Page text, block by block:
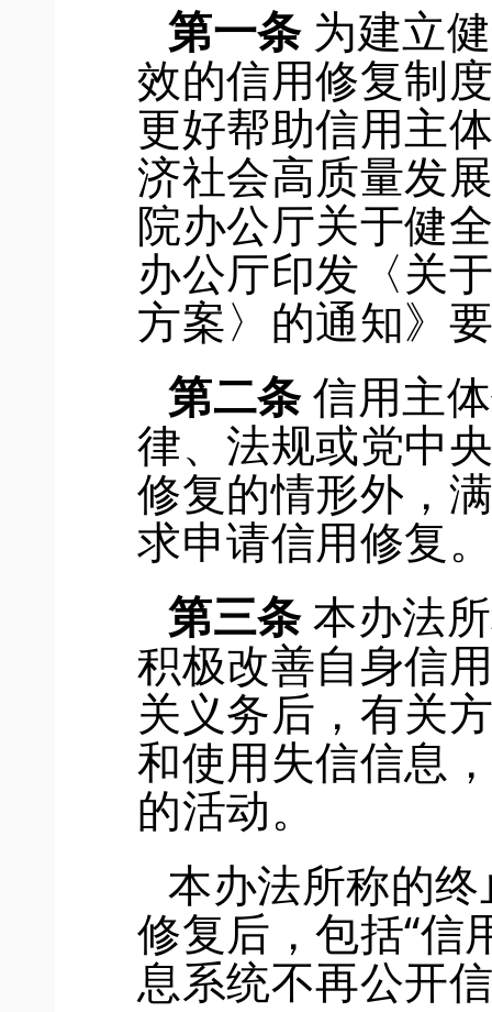
第一条 为建立
效的信用修复制
更好帮助信用主
济社会高质量发
院办公厅关于健
办公厅印发 〈关
方案〉 的通知》
第二条信用主
律、法规或党中
修复的情形外，
求申请信用修复
第三条本办法
积极改善自身信
关义务后， 有关
和使用失信信息
的活动。
本办法所称的
修复后，包括“信
息系统不再公开